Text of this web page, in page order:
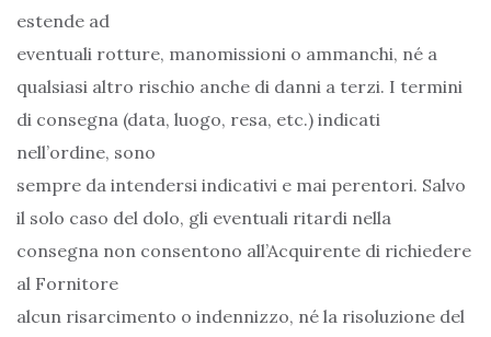
estende ad
eventuali rotture, manomissioni o ammanchi, né a
qualsiasi altro rischio anche di danni a terzi. I termini
di consegna (data, luogo, resa, etc.) indicati
nell’ordine, sono
sempre da intendersi indicativi e mai perentori. Salvo
il solo caso del dolo, gli eventuali ritardi nella
consegna non consentono all’Acquirente di richiedere
al Fornitore
alcun risarcimento o indennizzo, né la risoluzione del